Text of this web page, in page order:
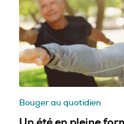
Bouger au quotidien